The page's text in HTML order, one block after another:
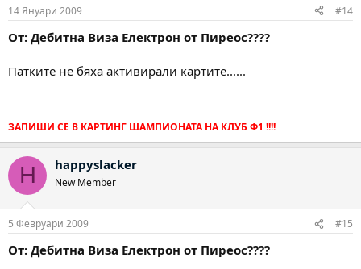
14 Януари 2009 #14
От: Дебитна Виза Електрон от Пиреос????
Патките не бяха активирали картите......
ЗАПИШИ СЕ В КАРТИНГ ШАМПИОНАТА НА КЛУБ Ф1 !!!!
H happyslacker
New Member
5 Февруари 2009 #15
От: Дебитна Виза Електрон от Пиреос????